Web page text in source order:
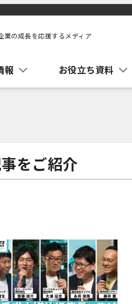
業の成長を応援するメディア
報 お役立ち資料
をご紹介